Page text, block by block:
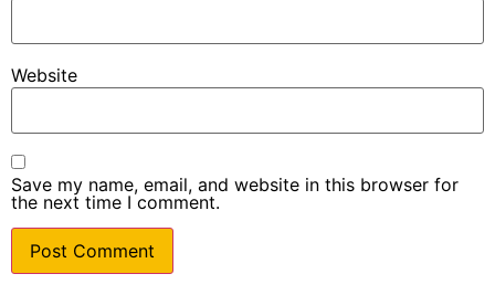
Website
Save my name, email, and website in this browser for
the next time I comment.